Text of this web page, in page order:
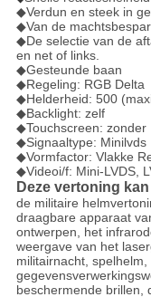
◆Verdun en steek in
◆Van de
◆De selectie van de
en net of links.
◆Gesteunde baan
◆Regeling: RGB Delta
◆Helderheid: 500
◆Backlight: zelf
◆Touchscreen: zonder
◆Signaaltype: Minilvds
◆Vormfactor: Vlakke
◆Videoi/f: Mini-LVDS,
Deze vertoning
de militaire
draagbare apparaat
ontwerpen, het
weergave van het
militairnacht,
beschermende brillen,